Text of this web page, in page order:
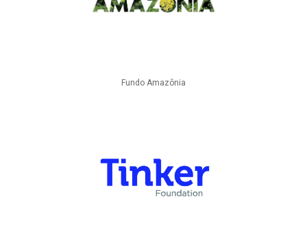
Fundo Amazônia